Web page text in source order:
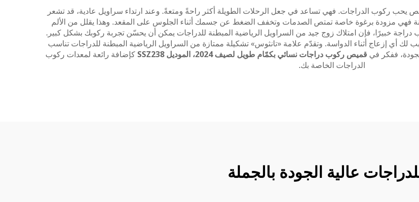
يحب ركوب الدراجات. فهي تساعد في جعل الرحلات الطويلة أكثر راحةً ومتعةً. وعند ارتداء سراويل عادية، قد تشعر
فهي مزودة برغوة خاصة تمتص الصدمات وتخفف الضغط عن جسمك أثناء الجلوس على المقعد. وهذا يقلل من الألم
دراجة خبيرًا، فإن امتلاك زوج جيد من السراويل الرياضية المبطنة للدراجات يمكن أن يحسّن تجربة ركوبك بشكل كبير.
إزعاج أثناء الدواسة. وتقدّم علامة «تانثوس» تشكيلة ممتازة من السراويل الرياضية المبطنة للدراجات تناسب
ففكر في قميص ركوب دراجات نسائي بكمّام طويل لصيف 2024، الموديل SSZ238
كإضافة رائعة لمعدات ركوب
الدراجات الخاصة بك.
عالية الجودة بالجملة